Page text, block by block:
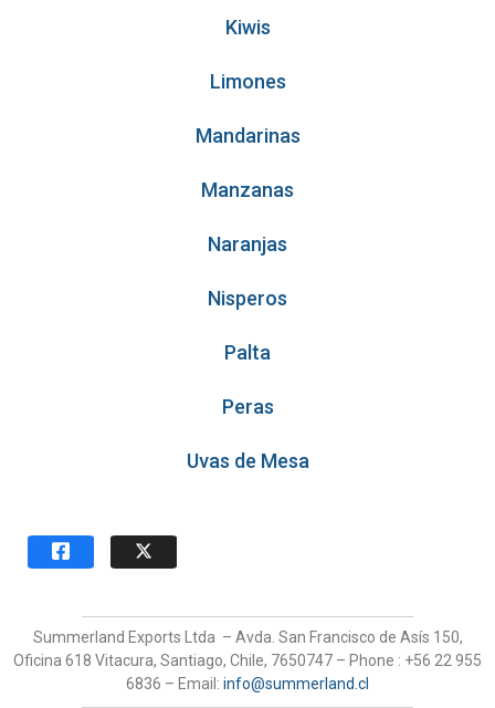
Kiwis
Limones
Mandarinas
Manzanas
Naranjas
Nisperos
Palta
Peras
Uvas de Mesa
Summerland Exports Ltda – Avda. San Francisco de Asís 150,
Oficina 618 Vitacura, Santiago, Chile, 7650747 – Phone : +56 22 955
6836 – Email: info@summerland.cl